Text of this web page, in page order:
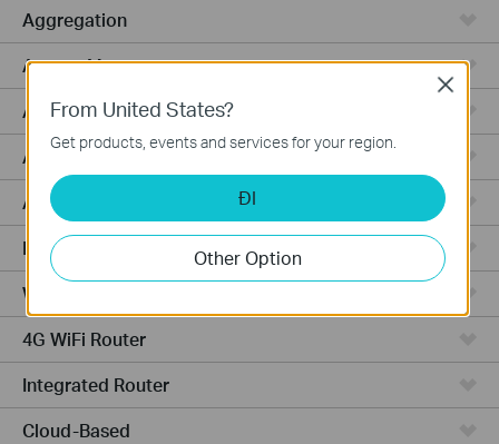
Aggregation
Access Max
Access Pro
Access
Access Plus
Router Có Dây
WiFi Router
4G WiFi Router
Integrated Router
Cloud-Based
From United States?
Get products, events and services for your region.
ĐI
Other Option
Close